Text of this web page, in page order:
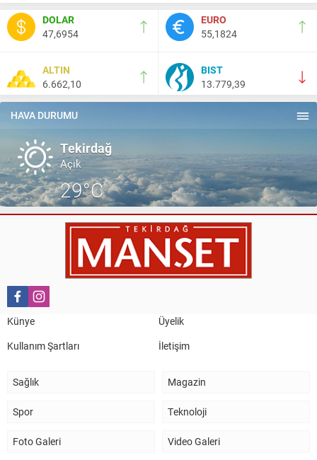
Nail Kazanç
10 Mart 2023 21:36
HAYDİ TEKİRDAĞ MAÇA !!!!
Salih Canikli
5 Kasım 2024 19:54
TEKİRDAĞ İL EMNİYET MÜDÜRÜMÜZE HAYIRLI OLSUN
DOLAR
47,6954
EURO
55,1824
ALTIN
6.662,10
BIST
13.779,39
HAVA DURUMU
Tekirdağ
Açık
29°C
Künye
Üyelik
Kullanım Şartları
İletişim
Sağlık Magazin
Spor Teknoloji
Foto Galeri Video Galeri